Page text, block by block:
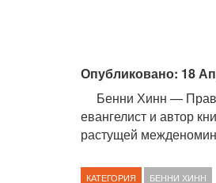
Опубликовано: 18
Бенни Хинн —
евангелист и автор
растущей
КАТЕГОРИЯ БЕННИ ХИНН